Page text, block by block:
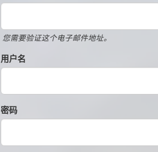
您需要验证这个电子邮件地址。
用户名
密码